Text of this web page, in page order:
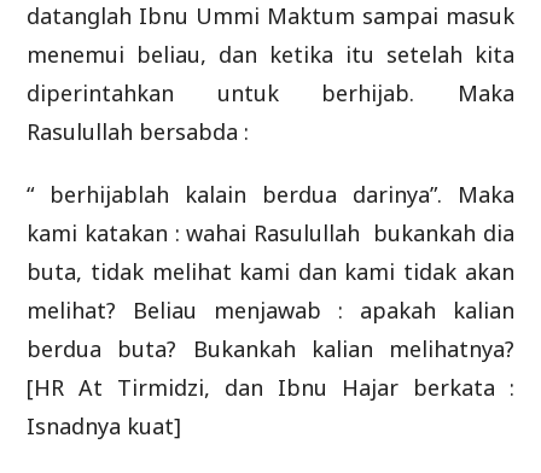
datanglah Ibnu Ummi Maktum sampai masuk
menemui beliau, dan ketika itu setelah kita
diperintahkan untuk berhijab. Maka
Rasulullah bersabda :
“ berhijablah kalain berdua darinya”. Maka
kami katakan : wahai Rasulullah bukankah dia
buta, tidak melihat kami dan kami tidak akan
melihat? Beliau menjawab : apakah kalian
berdua buta? Bukankah kalian melihatnya?
[HR At Tirmidzi, dan Ibnu Hajar berkata :
Isnadnya kuat]